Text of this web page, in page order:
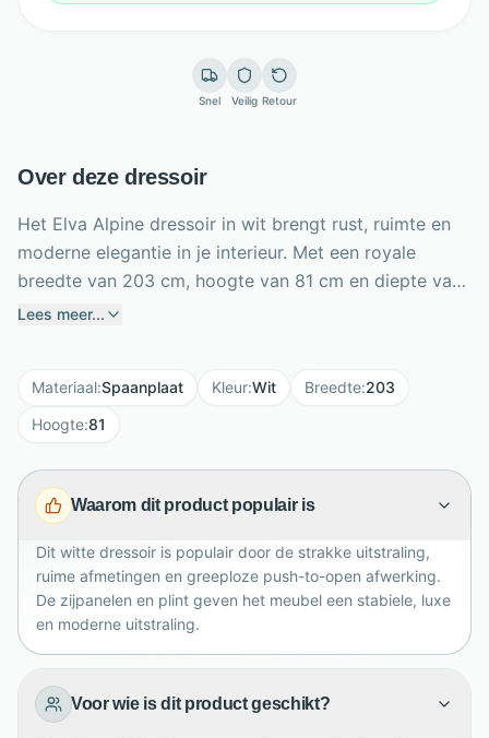
Snel Veilig Retour
Over deze dressoir
Het Elva Alpine dressoir in wit brengt rust, ruimte en
moderne elegantie in je interieur. Met een royale
breedte van 203 cm, hoogte van 81 cm en diepte van
37,5 cm biedt dit dressoir praktische opbergruimte
dagelijks gebruik. De twee zijpanelen in dezelfde kleur
als de frontjes zorgen voor extra stabiliteit en een
systeem blijft het ontwerp greeploos en
minimalistisch. Perfect te combineren met andere
Lees meer...
Materiaal:Spaanplaat Kleur:Wit Breedte:203
Hoogte:81
Waarom dit product populair is
Dit witte dressoir is populair door de strakke uitstraling,
ruime afmetingen en greeploze push-to-open afwerking.
De zijpanelen en plint geven het meubel een stabiele, luxe
en moderne uitstraling.
Voor wie is dit product geschikt?